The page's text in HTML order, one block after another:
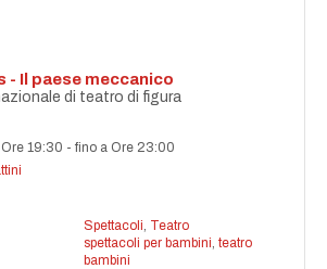
- Il paese meccanico
di teatro di figura
19:30 -fino a Ore 23:00
Spettacoli, Teatro
spettacoli per bambini, teatro
bambini